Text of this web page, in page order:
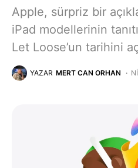
Apple, sürpriz bir
iPad modellerinin
Let Loose’un tarihini
YAZAR MERT CAN ORHAN